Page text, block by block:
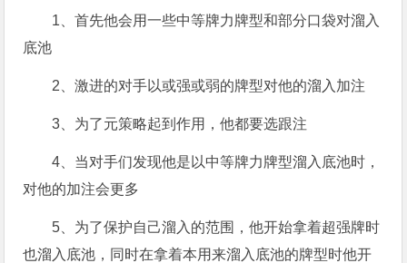
1、首先他会用一些中等牌力牌型和部分口袋对溜入
底池
2、激进的对手以或强或弱的牌型对他的溜入加注
3、为了元策略起到作用，他都要选跟注
4、当对手们发现他是以中等牌力牌型溜入底池时，
对他的加注会更多
5、为了保护自己溜入的范围，他开始拿着超强牌时
也溜入底池，同时在拿着本用来溜入底池的牌型时他开